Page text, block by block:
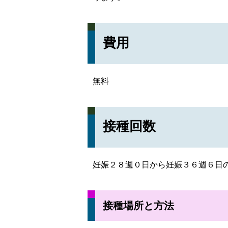
費用
無料
接種回数
妊娠２８週０日から妊娠３６週６日
接種場所と方法